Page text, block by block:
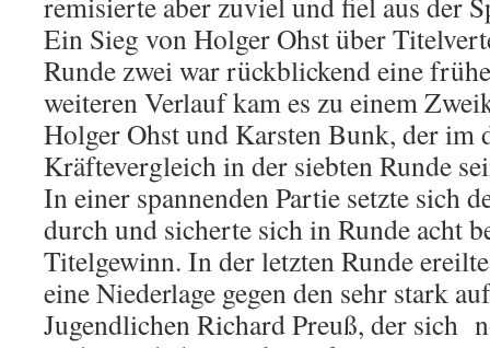
Ein Sieg von Holger Ohst über
Runde zwei war rückblickend eine
weiteren Verlauf kam es zu einem
Holger Ohst und Karsten Bunk, der im
Kräftevergleich in der siebten Runde
In einer spannenden Partie setzte sich
durch und sicherte sich in Runde acht
Titelgewinn. In der letzten Runde
eine Niederlage gegen den sehr stark
Jugendlichen Richard Preuß, der sich